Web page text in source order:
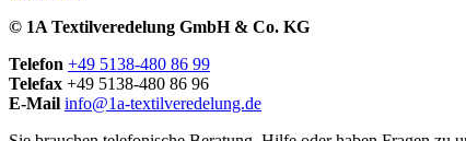
© 1A Textilveredelung GmbH & Co. KG
Telefon +49 5138-480 86 99
Telefax +49 5138-480 86 96
E-Mail info@1a-textilveredelung.de